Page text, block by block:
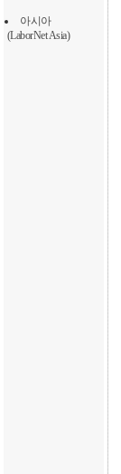
아시아
(LaborNet Asia)